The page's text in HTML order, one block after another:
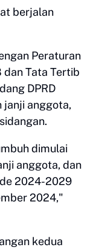
berjalan
Peraturan
dan Tata Tertib
DPRD
janji anggota,
dimulai
anggota, dan
2024-2029
2024,"
kedua